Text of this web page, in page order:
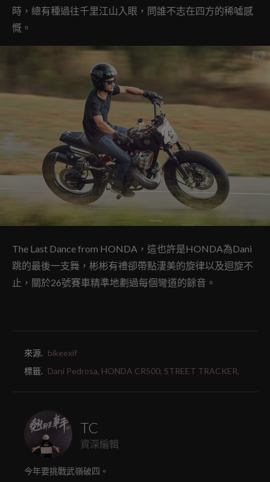
時，總有種過往千里江山入眼，問誰不志在四方的稀噓感
慨。
The Last Dance from HONDA，這也許是HONDA為Dani
跳的最後一支舞，彬彬有禮卻帶點淒美的旋律以及迴旋不
止，關於26號賽車精準地劃過每個彎道的餘音。
來源. bikeexif
標籤. Dani Pedrosa, HONDA CR500, STREET TRACKER,
TC
資深編輯
今年要挑戰武嶺破四。